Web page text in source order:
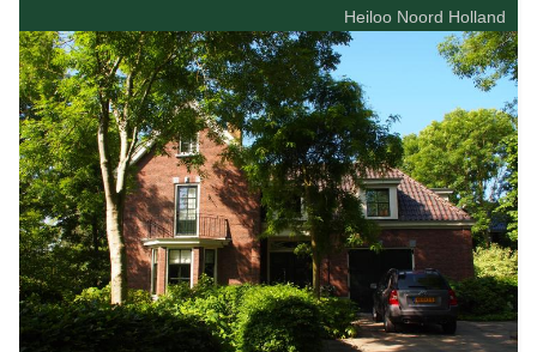
Heiloo Noord Holland